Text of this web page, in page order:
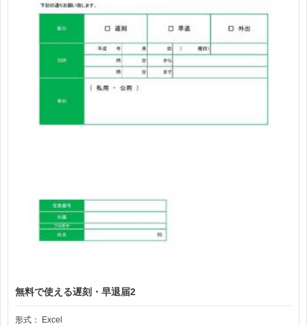
無料で使える遅刻・早退届2
形式：
Excel